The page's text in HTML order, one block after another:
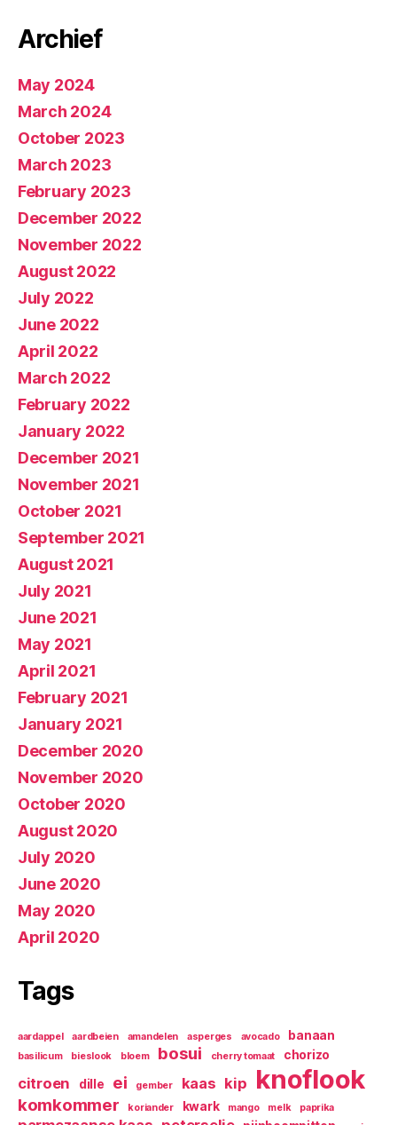
Archief
May 2024
March 2024
October 2023
March 2023
February 2023
December 2022
November 2022
August 2022
July 2022
June 2022
April 2022
March 2022
February 2022
January 2022
December 2021
November 2021
October 2021
September 2021
August 2021
July 2021
June 2021
May 2021
April 2021
February 2021
January 2021
December 2020
November 2020
October 2020
August 2020
July 2020
June 2020
May 2020
April 2020
Tags
aardappel aardbeien amandelen asperges avocado banaan
basilicum bieslook bloem bosui cherry tomaat chorizo
citroen dille ei gember kaas kip knoflook
komkommer koriander kwark mango melk paprika